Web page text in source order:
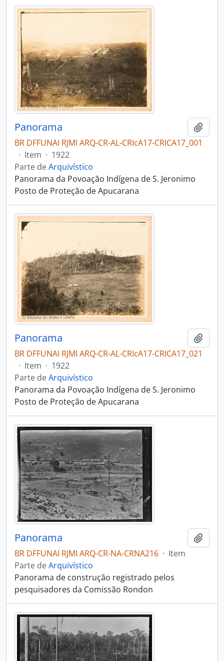
Panorama
BR DFFUNAI RJMI ARQ-CR-AL-CRIcA17-CRICA17_001
· Item · 1922
Parte deArquivístico
Panorama da Povoação Indígena de S. Jeronimo
Posto de Proteção de Apucarana
Panorama
BR DFFUNAI RJMI ARQ-CR-AL-CRIcA17-CRICA17_021
· Item · 1922
Parte deArquivístico
Panorama da Povoação Indígena de S. Jeronimo
Posto de Proteção de Apucarana
Panorama
BR DFFUNAI RJMI ARQ-CR-NA-CRNA216 · Item
Parte deArquivístico
Panorama de construção registrado pelos
pesquisadores da Comissão Rondon